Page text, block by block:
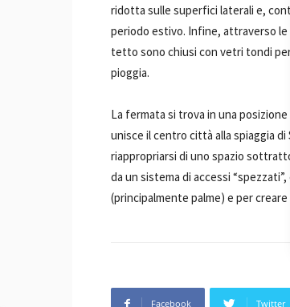
ridotta sulle superfici laterali e,
periodo estivo. Infine, attraverso le
tetto sono chiusi con vetri tondi
pioggia.
La fermata si trova in una
unisce il centro città alla spiaggia di
riappropriarsi di uno spazio
da un sistema di accessi
(principalmente palme) e per creare
Facebook Twitter